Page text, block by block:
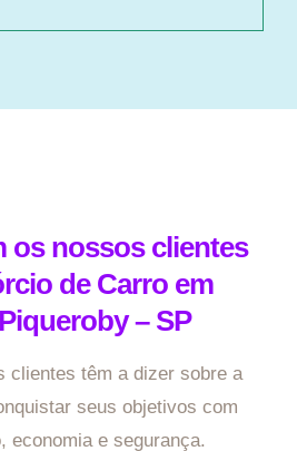
os nossos clientes
de Carro em
– SP
clientes têm a dizer sobre a
seus objetivos com
economia e segurança.